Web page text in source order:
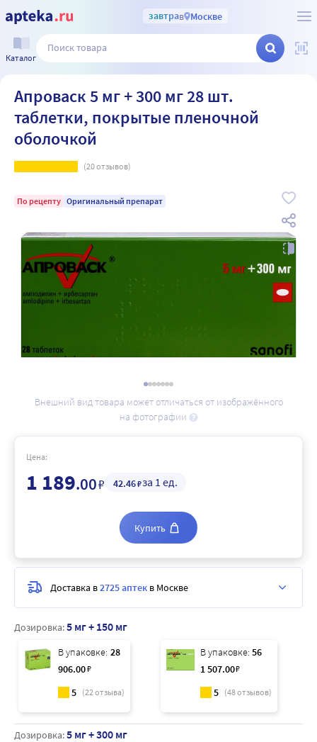
завтрав Москве
Каталог
Апроваск 5 мг + 300 мг 28 шт.
таблетки, покрытые пленочной
оболочкой
(20отзывов)
По рецепту Оригинальный препарат
Внешний вид товара может отличаться от изображённого
на фотографии
Дозировка:5 мг + 150 мг
В упаковке: 28
906.00₽
5 (22отзыва)
В упаковке: 56
1 507.00₽
5 (48отзывов)
Дозировка:5 мг + 300 мг
Цена:
1 189.00₽ 42.46₽за 1 ед.
Купить
Доставка в2725 аптек в Москве